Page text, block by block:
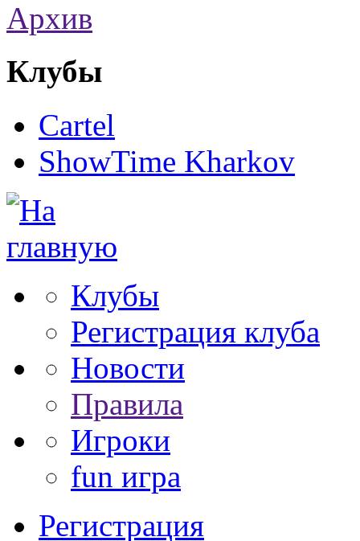
Архив
Клубы
Cartel
ShowTime Kharkov
Клубы
Регистрация клуба
Новости
Правила
Игроки
fun игра
Регистрация